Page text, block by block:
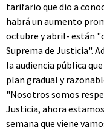
tarifario que dio a
habrá un aumento
octubre y abril- están
Suprema de Justicia".
la audiencia pública
plan gradual y
"Nosotros somos
Justicia, ahora
semana que viene